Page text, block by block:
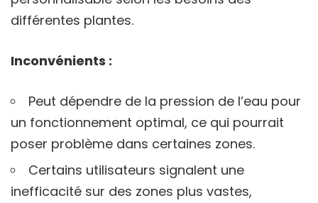
différentes plantes.
Inconvénients :
Peut dépendre de la pression de l’eau pour
un fonctionnement optimal, ce qui pourrait
poser problème dans certaines zones.
Certains utilisateurs signalent une
inefficacité sur des zones plus vastes,